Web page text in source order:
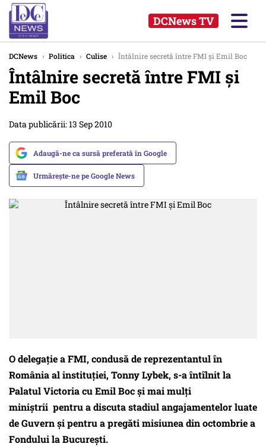
DCNews TV
DCNews › Politica › Culise › Întâlnire secretă între FMI şi Emil Boc
Întâlnire secretă între FMI şi
Emil Boc
Data publicării: 13 Sep 2010
Adaugă-ne ca sursă preferată în Google
Urmărește-ne pe Google News
O delegaţie a FMI, condusă de reprezentantul în
România al instituţiei, Tonny Lybek, s-a întîlnit la
Palatul Victoria cu Emil Boc și mai mulți
miniștrii pentru a discuta stadiul angajamentelor luate
de Guvern şi pentru a pregăti misiunea din octombrie a
Fondului la Bucureşti.